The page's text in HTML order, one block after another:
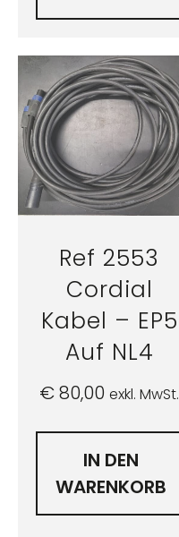
Ref 2553
Cordial
Kabel – EP5
Auf NL4
€80,00 exkl. MwSt.
IN DEN
WARENKORB